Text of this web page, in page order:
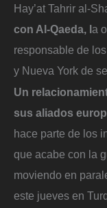
Hay’at Tahrir al-
con Al-Qaeda, la
responsable de
y Nueva York de
Un
sus aliados
hace parte de los
que acabe con la
moviendo en
este jueves en